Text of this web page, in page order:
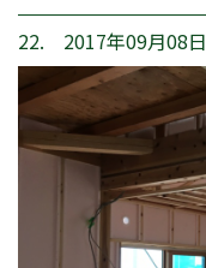
22. 2017年09月08日